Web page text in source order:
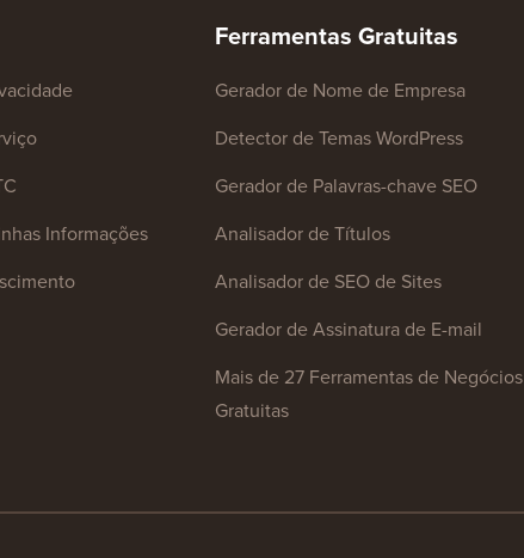
Informações
Ferramentas Gratuitas
Gerador de Nome de Empresa
Detector de Temas WordPress
Gerador de Palavras-chave SEO
Analisador de Títulos
Analisador de SEO de Sites
Gerador de Assinatura de E-mail
Mais de 27 Ferramentas de Negócios
Gratuitas